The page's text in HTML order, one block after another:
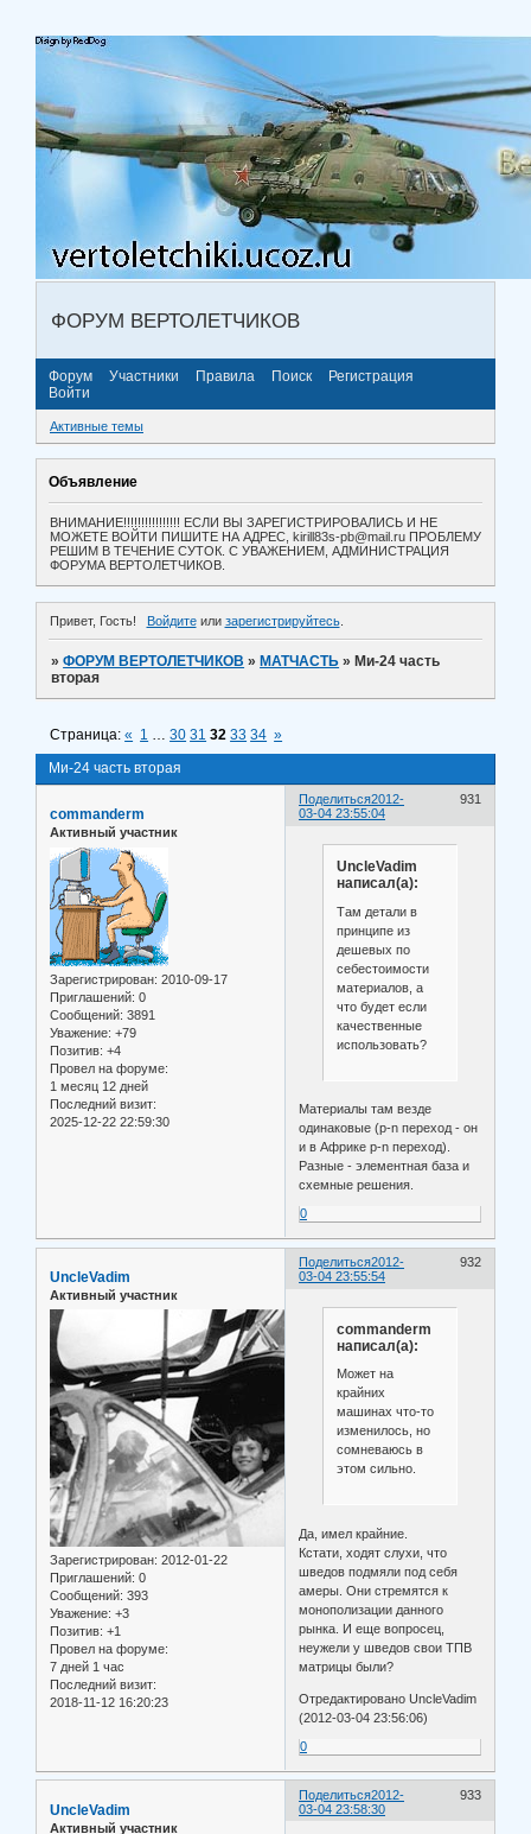
ФОРУМ ВЕРТОЛЕТЧИКОВ
Форум Участники Правила Поиск
Регистрация
Войти
Активные темы
Объявление
ВНИМАНИЕ!!!!!!!!!!!!!!!! ЕСЛИ ВЫ ЗАРЕГИСТРИРОВАЛИСЬ И НЕ
МОЖЕТЕ ВОЙТИ ПИШИТЕ НА АДРЕС, kirill83s-pb@mail.ru ПРОБЛЕМУ
РЕШИМ В ТЕЧЕНИЕ СУТОК. С УВАЖЕНИЕМ, АДМИНИСТРАЦИЯ
ФОРУМА ВЕРТОЛЕТЧИКОВ.
Привет, Гость! Войдитеили зарегистрируйтесь.
»ФОРУМ ВЕРТОЛЕТЧИКОВ » МАТЧАСТЬ » Ми-24 часть
вторая
Ми-24 часть вторая
Страница:« 1 … 30 31 32 33 34 »
Поделиться 931
2012-
03-04 23:55:04
commanderm
Активный участник
Зарегистрирован: 2010-09-17
Приглашений: 0
Сообщений: 3891
Уважение: +79
Позитив: +4
Провел на форуме:
1 месяц 12 дней
Последний визит:
2025-12-22 22:59:30
UncleVadim
написал(а):
Там детали в
принципе из
дешевых по
себестоимости
материалов, а
что будет если
качественные
использовать?
Материалы там везде
одинаковые (p-n переход - он
и в Африке p-n переход).
Разные - элементная база и
схемные решения.
0
Поделиться 932
2012-
03-04 23:55:54
UncleVadim
Активный участник
Зарегистрирован: 2012-01-22
Приглашений: 0
Сообщений: 393
Уважение: +3
Позитив: +1
Провел на форуме:
7 дней 1 час
Последний визит:
2018-11-12 16:20:23
commanderm
написал(а):
Может на
крайних
машинах что-то
изменилось, но
сомневаюсь в
этом сильно.
Да, имел крайние.
Кстати, ходят слухи, что
шведов подмяли под себя
амеры. Они стремятся к
монополизации данного
рынка. И еще вопросец,
неужели у шведов свои ТПВ
матрицы были?
Отредактировано UncleVadim
(2012-03-04 23:56:06)
0
Поделиться 933
2012-
03-04 23:58:30
UncleVadim
Активный участник